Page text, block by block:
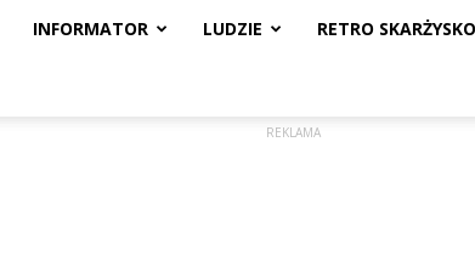
INFORMATOR LUDZIE RETRO SKARŻYSKO
REKLAMA